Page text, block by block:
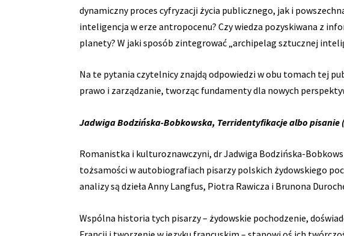
dynamiczny proces cyfryzacji życia publicznego, jak i
inteligencja w erze antropocenu? Czy wiedza pozyskiwana z
planety? W jaki sposób zintegrować „archipelag sztucznej
Na te pytania czytelnicy znajdą odpowiedzi w obu tomach tej
prawo i zarządzanie, tworząc fundamenty dla nowych
Jadwiga Bodzińska-Bobkowska, Terridentyfikacje albo
Romanistka i kulturoznawczyni, dr Jadwiga Bodzińska-
tożsamości w autobiografiach pisarzy polskich żydowskiego
analizy są dzieła Anny Langfus, Piotra Rawicza i Brunona
Wspólna historia tych pisarzy – żydowskie pochodzenie,